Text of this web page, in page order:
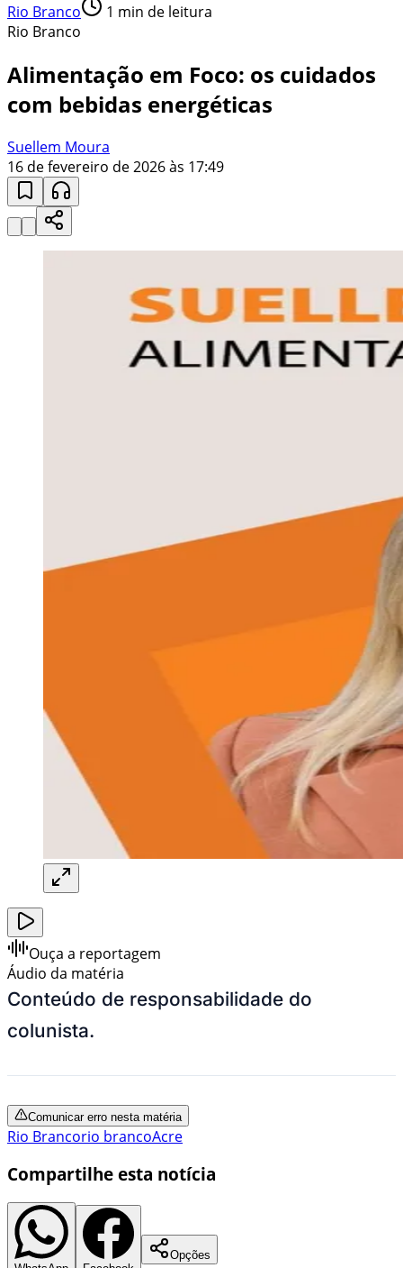
Rio Branco 1 min de leitura
Rio Branco
Alimentação em Foco: os cuidados
com bebidas energéticas
Suellem Moura
16 de fevereiro de 2026 às 17:49
Ouça a reportagem
Áudio da matéria
Conteúdo de responsabilidade do
colunista.
Comunicar erro nesta matéria
Rio Brancorio brancoAcre
Compartilhe esta notícia
Opções